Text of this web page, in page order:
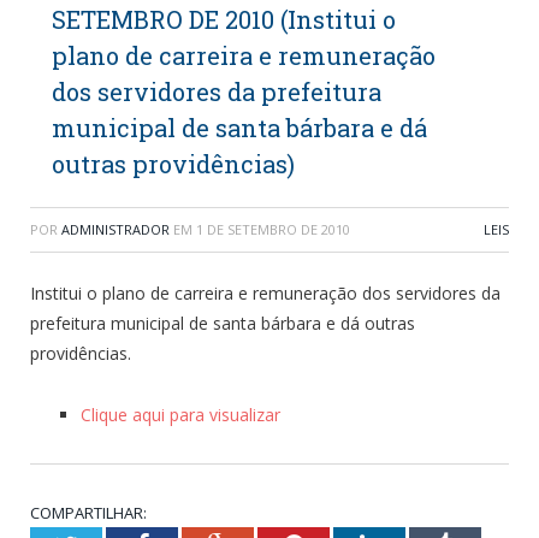
SETEMBRO DE 2010 (Institui o
plano de carreira e remuneração
dos servidores da prefeitura
municipal de santa bárbara e dá
outras providências)
POR ADMINISTRADOR EM 1 DE SETEMBRO DE 2010 LEIS
Institui o plano de carreira e remuneração dos servidores da
prefeitura municipal de santa bárbara e dá outras
providências.
Clique aqui para visualizar
COMPARTILHAR: